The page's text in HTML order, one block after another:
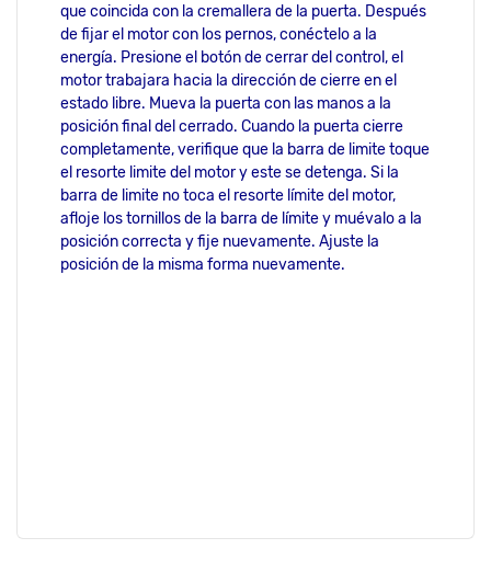
que coincida con la cremallera de la puerta. Después
de fijar el motor con los pernos, conéctelo a la
energía. Presione el botón de cerrar del control, el
motor trabajara hacia la dirección de cierre en el
estado libre. Mueva la puerta con las manos a la
posición final del cerrado. Cuando la puerta cierre
completamente, verifique que la barra de limite toque
el resorte limite del motor y este se detenga. Si la
barra de limite no toca el resorte límite del motor,
afloje los tornillos de la barra de límite y muévalo a la
posición correcta y fije nuevamente. Ajuste la
posición de la misma forma nuevamente.